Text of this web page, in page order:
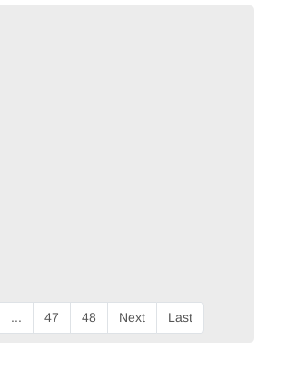
... 47 48 Next Last